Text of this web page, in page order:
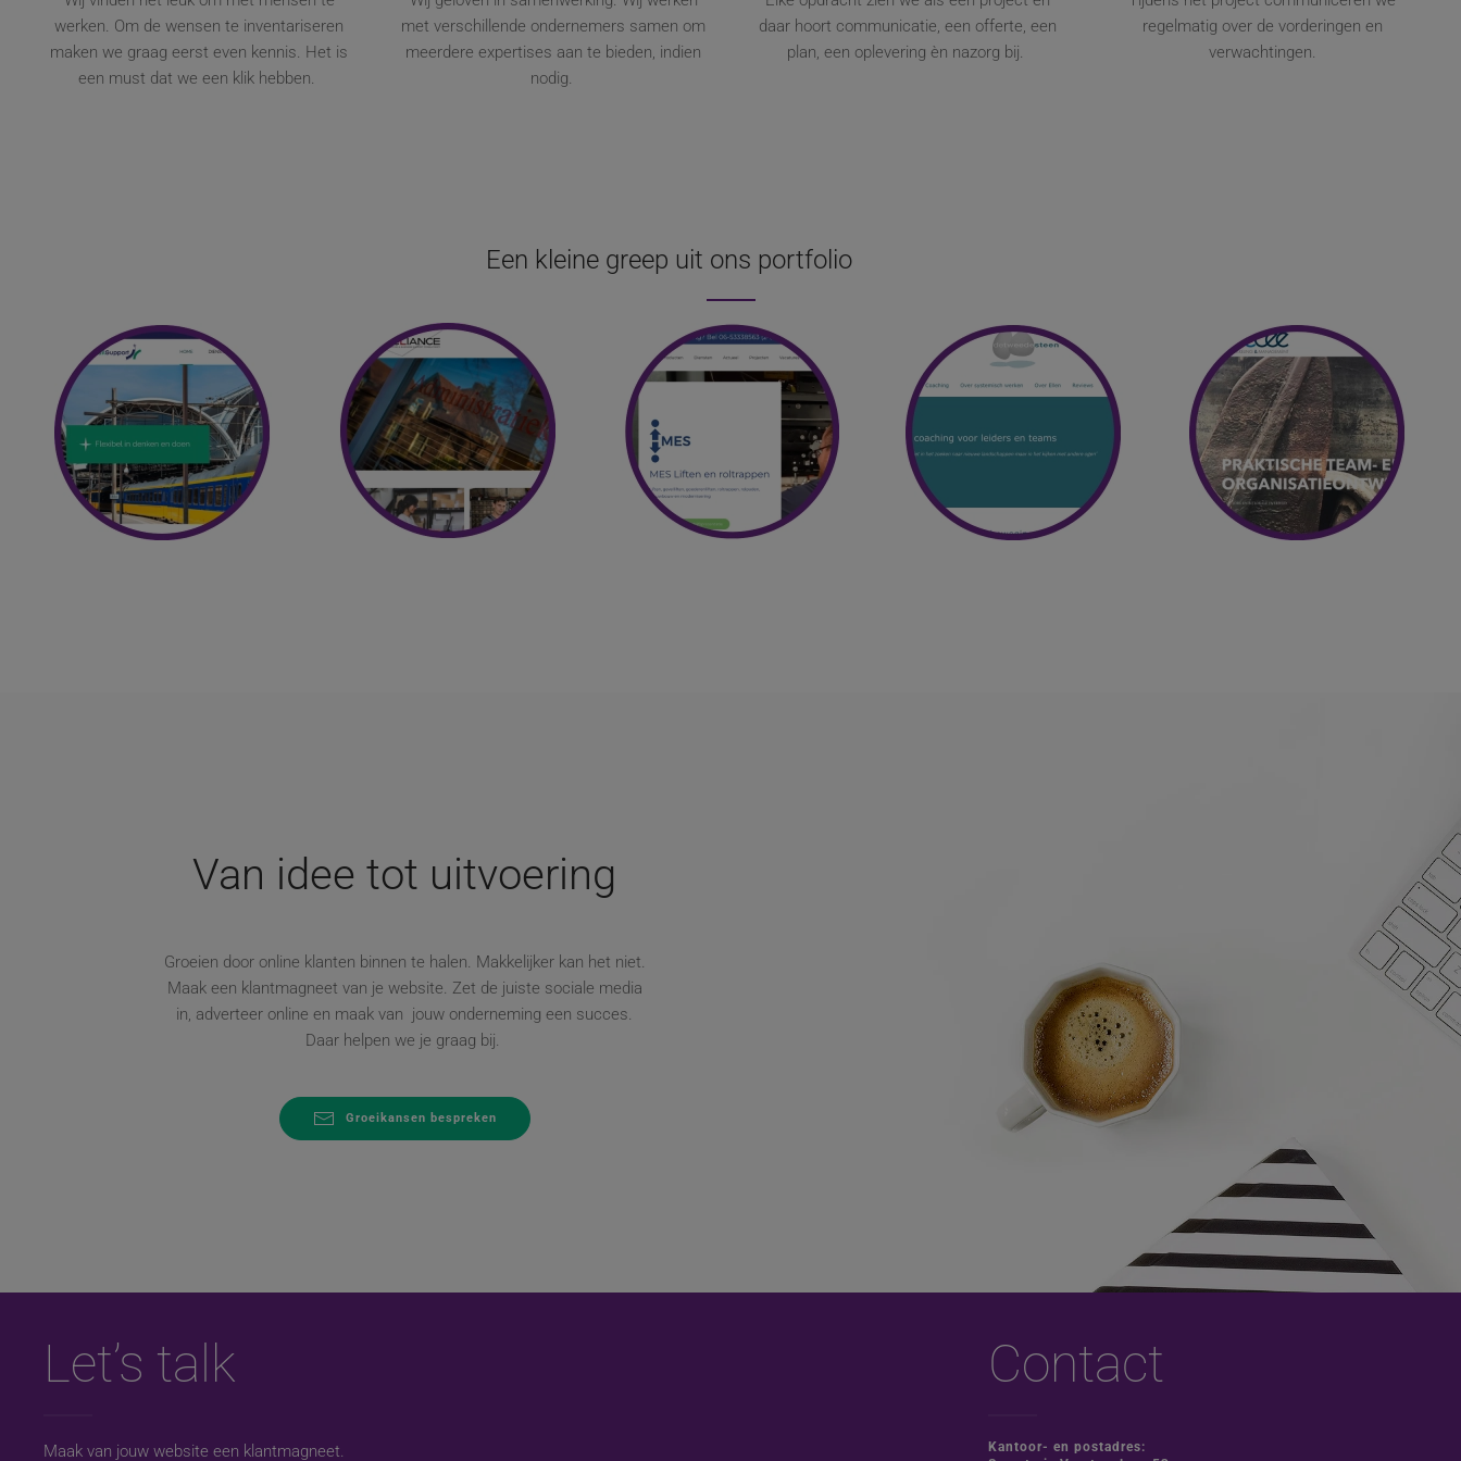
werken. Om de wensen te inventariseren
maken we graag eerst even kennis. Het is
een must dat we een klik hebben.
met verschillende ondernemers samen om
meerdere expertises aan te bieden, indien
nodig.
daar hoort communicatie, een offerte, een
plan, een oplevering èn nazorg bij.
regelmatig over de vorderingen en
verwachtingen.
Een kleine greep uit ons portfolio
Bekijk website Bekijk website Bekijk website Bekijk website
Van idee tot uitvoering
Groeien door online klanten binnen te halen. Makkelijker kan het niet.
Maak een klantmagneet van je website. Zet de juiste sociale media
in, adverteer online en maak van jouw onderneming een succes.
Daar helpen we je graag bij.
Groeikansen bespreken
Let’s talk
Maak van jouw website een klantmagneet.
Contact
Kantoor- en postadres: